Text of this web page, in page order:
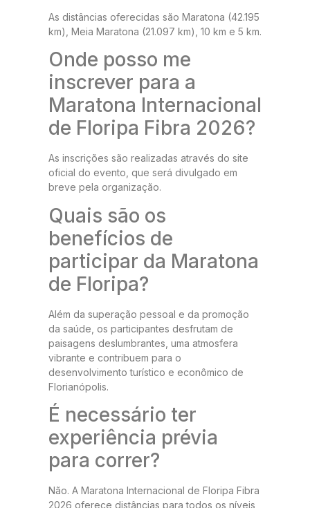
As distâncias oferecidas são Maratona (42.195
km), Meia Maratona (21.097 km), 10 km e 5 km.
Onde posso me
inscrever para a
Maratona Internacional
de Floripa Fibra 2026?
As inscrições são realizadas através do site
oficial do evento, que será divulgado em
breve pela organização.
Quais são os
benefícios de
participar da Maratona
de Floripa?
Além da superação pessoal e da promoção
da saúde, os participantes desfrutam de
paisagens deslumbrantes, uma atmosfera
vibrante e contribuem para o
desenvolvimento turístico e econômico de
Florianópolis.
É necessário ter
experiência prévia
para correr?
Não. A Maratona Internacional de Floripa Fibra
2026 oferece distâncias para todos os níveis,